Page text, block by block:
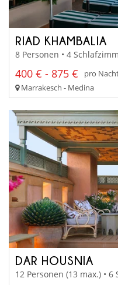
RIAD KHAMBALIA
8 Personen • 4
400 € - 875 €
pro
Marrakesch - Medina
DAR HOUSNIA
12 Personen (13 max.) •